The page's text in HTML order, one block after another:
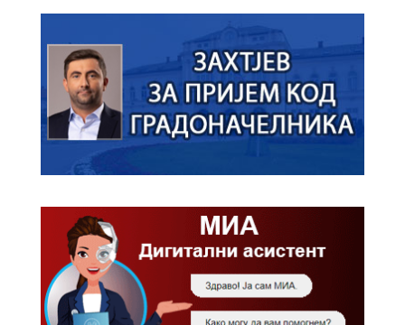
помоћ за набавку школског прибора
основцима
Обрасци захтјева за регресирано
гориво доступни од 13. марта до 15.
новембра
Захтјев за издавање ПОНОСНЕ КАРТИЦЕ
Обавјештење за предузетника - Вера
Ујић